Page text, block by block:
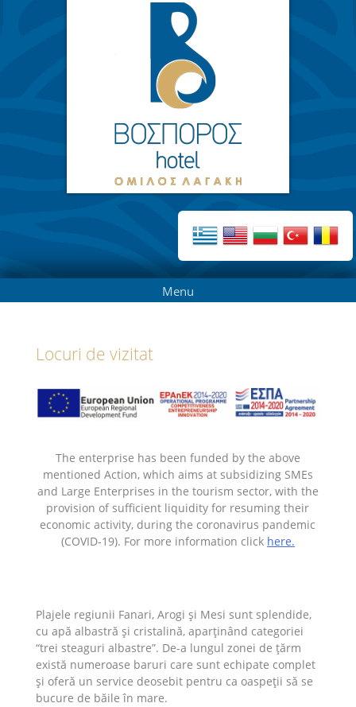
Menu
Locuri de vizitat
The enterprise has been funded by the above
mentioned Action, which aims at subsidizing SMEs
and Large Enterprises in the tourism sector, with the
provision of sufficient liquidity for resuming their
economic activity, during the coronavirus pandemic
(COVID-19). For more information click here.
Plajele regiunii Fanari, Arogi și Mesi sunt splendide,
cu apă albastră și cristalină, aparținând categoriei
“trei steaguri albastre”. De-a lungul zonei de țărm
există numeroase baruri care sunt echipate complet
și oferă un service deosebit pentru ca oaspeții să se
bucure de băile în mare.